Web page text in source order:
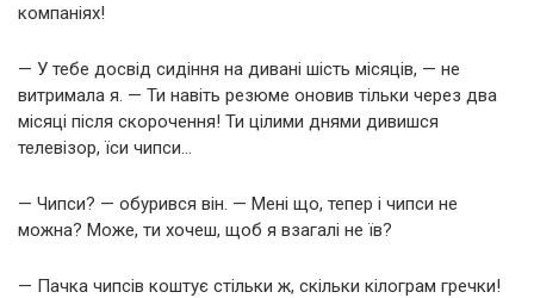
компаніях!
— У тебе досвід сидіння на дивані шість місяців, — не
витримала я. — Ти навіть резюме оновив тільки через два
місяці після скорочення! Ти цілими днями дивишся
телевізор, їси чипси…
— Чипси? — обурився він. — Мені що, тепер і чипси не
можна? Може, ти хочеш, щоб я взагалі не їв?
— Пачка чипсів коштує стільки ж, скільки кілограм гречки!